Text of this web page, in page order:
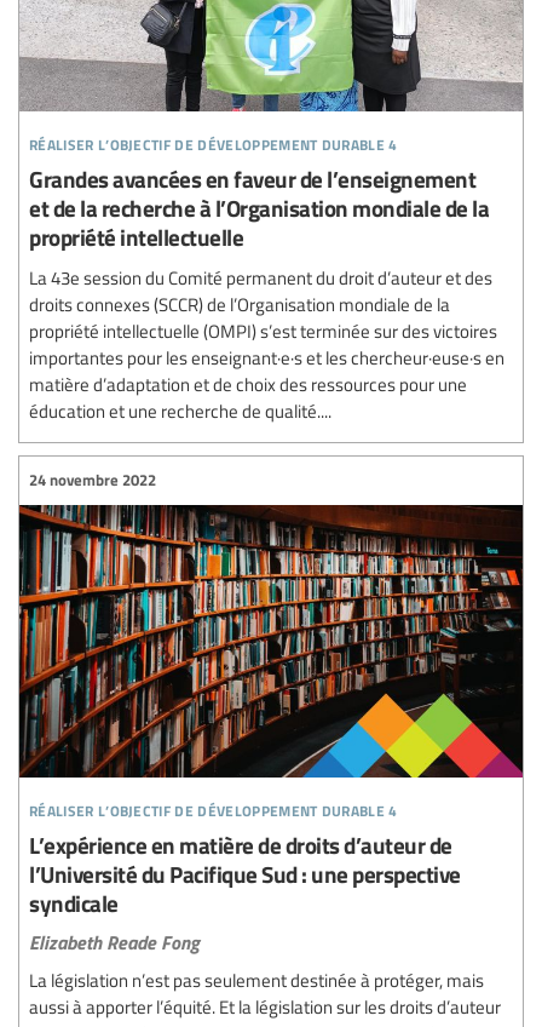
réaliser l’objectif de développement durable 4
Grandes avancées en faveur de l’enseignement
et de la recherche à l’Organisation mondiale de la
propriété intellectuelle
La 43e session du Comité permanent du droit d’auteur et des
droits connexes (SCCR) de l’Organisation mondiale de la
propriété intellectuelle (OMPI) s’est terminée sur des victoires
importantes pour les enseignant·e·s et les chercheur·euse·s en
matière d’adaptation et de choix des ressources pour une
éducation et une recherche de qualité....
réaliser l’objectif de développement durable 4
24 novembre 2022
L’expérience en matière de droits d’auteur de
l’Université du Pacifique Sud : une perspective
syndicale
Elizabeth Reade Fong
La législation n’est pas seulement destinée à protéger, mais
aussi à apporter l’équité. Et la législation sur les droits d’auteur